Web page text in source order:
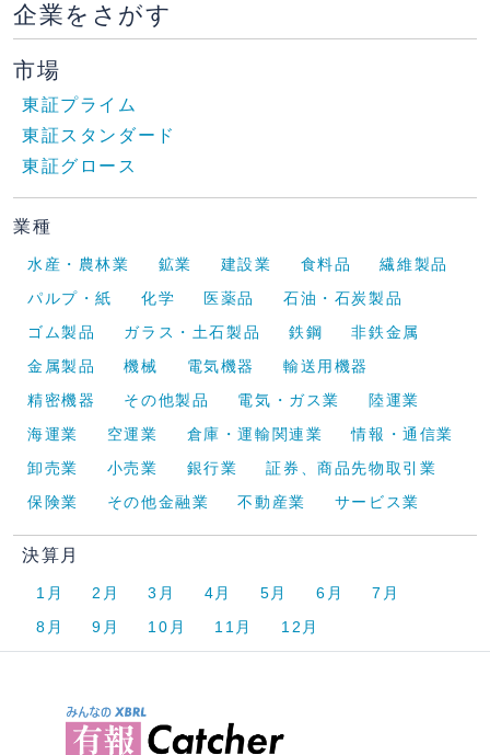
企業をさがす
市場
東証プライム
東証スタンダード
東証グロース
業種
水産・農林業 鉱業 建設業 食料品
繊維製品
パルプ・紙
化学 医薬品
石油・石炭製品
ゴム製品
ガラス・土石製品 鉄鋼
非鉄金属
金属製品
機械 電気機器
輸送用機器
精密機器
その他製品 電気・ガス業
陸運業
海運業
空運業 倉庫・運輸関連業
情報・通信業
卸売業
小売業 銀行業
証券、商品先物取引業
保険業
その他金融業 不動産業 サービス業
決算月
1月 2月 3月 4月 5月 6月
7月
8月
9月 10月 11月 12月